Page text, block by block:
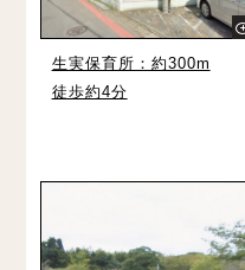
生実保育所：約300m
徒歩約4分